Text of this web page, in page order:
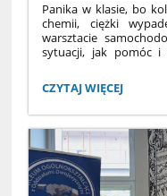
Panika w klasie, bo
chemii, ciężki
warsztacie
sytuacji, jak pomóc i
z którymi zmierzyli się
W zawodach
zajęła drużyna w
Chomicz 2a, Szymon
reprezentanci klasy
Dąbrowski. Na efekt
MISTRZOSTWA
POMOCY:
CZYTAJ WIĘCEJ